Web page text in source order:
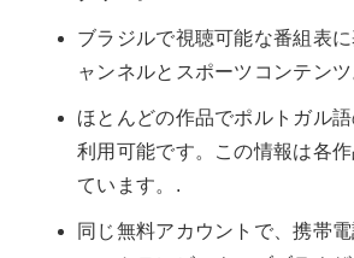
ブラジルで視聴可能な番組表
ャンネルとスポーツコンテン
ほとんどの作品でポルトガル
利用可能です。この情報は各
ています。.
同じ無料アカウントで、携帯